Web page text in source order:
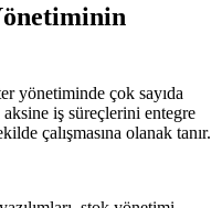
yönetiminde çok sayıda
iş süreçlerini entegre
çalışmasına olanak tanır.